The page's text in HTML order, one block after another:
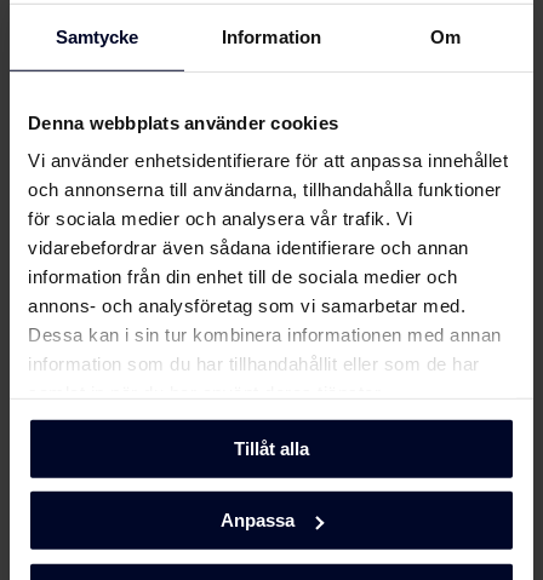
Samtycke Information Om
Denna webbplats använder cookies
Vi använder enhetsidentifierare för att anpassa innehållet
och annonserna till användarna, tillhandahålla funktioner
för sociala medier och analysera vår trafik. Vi
vidarebefordrar även sådana identifierare och annan
information från din enhet till de sociala medier och
annons- och analysföretag som vi samarbetar med.
Dessa kan i sin tur kombinera informationen med annan
information som du har tillhandahållit eller som de har
Tillåt alla
Anpassa
Produktbild IN 6084 TFI
Produktbild IN 6084 TFI
Ladda ner alla (11) Ladda ner utvalda
... Eftersom vi fokuserar på kvalitet och
hållbarhet genom att utveckla miljövänliga
och funktionella hushållsapparater med
tidlös skandinavisk design för att göra dem unika.
Läs mer här